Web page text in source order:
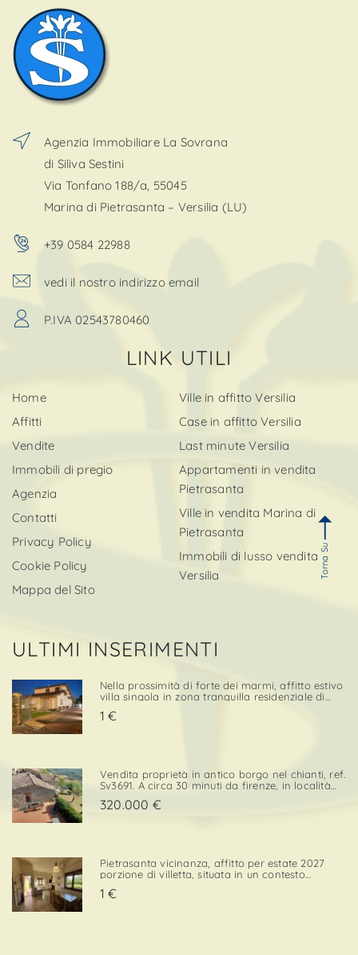
Agenzia Immobiliare La Sovrana
di Siliva Sestini
Via Tonfano 188/a, 55045
Marina di Pietrasanta – Versilia (LU)
+39 0584 22988
vedi il nostro indirizzo email
P.IVA 02543780460
LINK UTILI
Home
Affitti
Vendite
Immobili di pregio
Agenzia
Contatti
Privacy Policy
Cookie Policy
Mappa del Sito
Ville in affitto Versilia
Case in affitto Versilia
Last minute Versilia
Appartamenti in vendita
Pietrasanta
Ville in vendita Marina di
Pietrasanta
Immobili di lusso vendita
Versilia
ULTIMI INSERIMENTI
Nella prossimità di forte dei marmi, affitto estivo
villa singola in zona tranquilla residenziale di
a taverna, è così composta: p. T - veranda
1 €
Vendita proprietà in antico borgo nel chianti, ref.
Sv3691. A circa 30 minuti da firenze, in località
medievale immerso nella natura, proponiamo in
320.000 €
Pietrasanta vicinanza, affitto per estate 2027
porzione di villetta, situata in un contesto
servizi. L’immobile è dotato di una porzione di
1 €
Torna Su